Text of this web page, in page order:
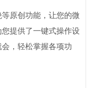
原创功能，让您的微
提供了一键式操作设
，轻松掌握各项功